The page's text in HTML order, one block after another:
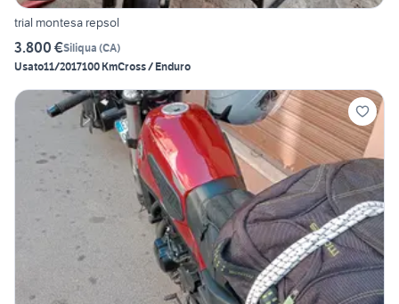
trial montesa repsol
3.800 €Siliqua (CA)
Usato11/2017100 KmCross / Enduro